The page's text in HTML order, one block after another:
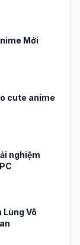
Mới
cute anime
nghiệm
Lùng Vô